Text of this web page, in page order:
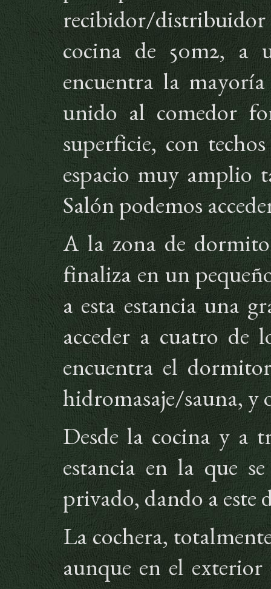
recibidor/
cocina de 50m2, a
encuentra la
unido al comedor
superficie, con
espacio muy amplio
Salón podemos
A la zona de
finaliza en un
a esta estancia una
acceder a cuatro de
encuentra el
hidromasaje/sauna,
Desde la cocina y a
estancia en la que
privado, dando a
La cochera,
aunque en el